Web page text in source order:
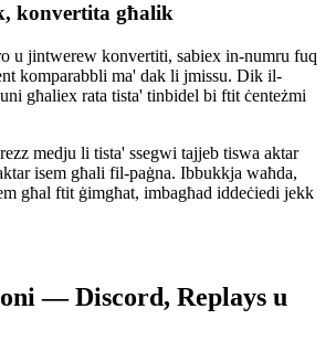
konvertita għalik
u jintwerew konvertiti, sabiex in-numru fuq
komparabbli ma' dak li jmissu. Dik il-
għaliex rata tista' tinbidel bi ftit ċenteżmi
medju li tista' ssegwi tajjeb tiswa aktar
isem għali fil-paġna. Ibbukkja waħda,
għal ftit ġimgħat, imbagħad iddeċiedi jekk
— Discord, Replays u